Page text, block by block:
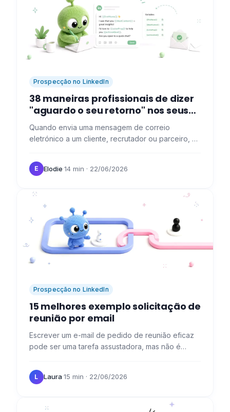
Prospecção no LinkedIn
38 maneiras profissionais de dizer
"aguardo o seu retorno" nos seus
e-mails
Quando envia uma mensagem de correio
eletrónico a um cliente, recrutador ou parceiro, é
suas para continuar o…
E Elodie·14 min · 22/06/2026
Prospecção no LinkedIn
15 melhores exemplo solicitação de
reunião por email
Escrever um e-mail de pedido de reunião eficaz
pode ser uma tarefa assustadora, mas não é
aumentar as suas…
L Laura·15 min · 22/06/2026